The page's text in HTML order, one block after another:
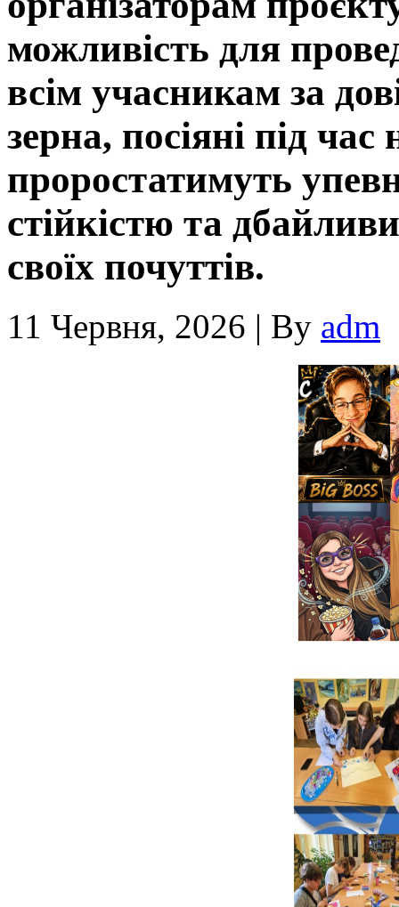
можливість для
всім учасникам за
зерна, посіяні під
проростатимуть
стійкістю та
своїх почуттів.
11 Червня, 2026 | By adm